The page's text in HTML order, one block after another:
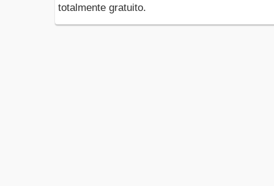
totalmente gratuito.